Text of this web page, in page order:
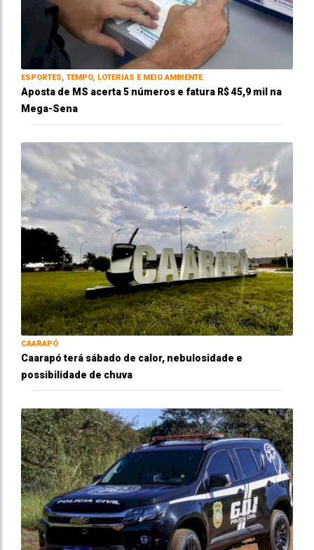
ESPORTES, TEMPO, LOTERIAS E MEIO AMBIENTE
Aposta de MS acerta 5 números e fatura R$ 45,9 mil na
Mega-Sena
CAARAPÓ
Caarapó terá sábado de calor, nebulosidade e
possibilidade de chuva